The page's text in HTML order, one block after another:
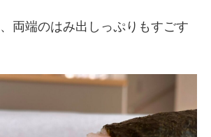
両端のはみ出しっぷりもすごす